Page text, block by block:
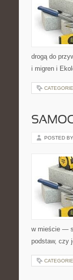
drogą do
i migren i
POSTED
w mieście —
podstaw, czy